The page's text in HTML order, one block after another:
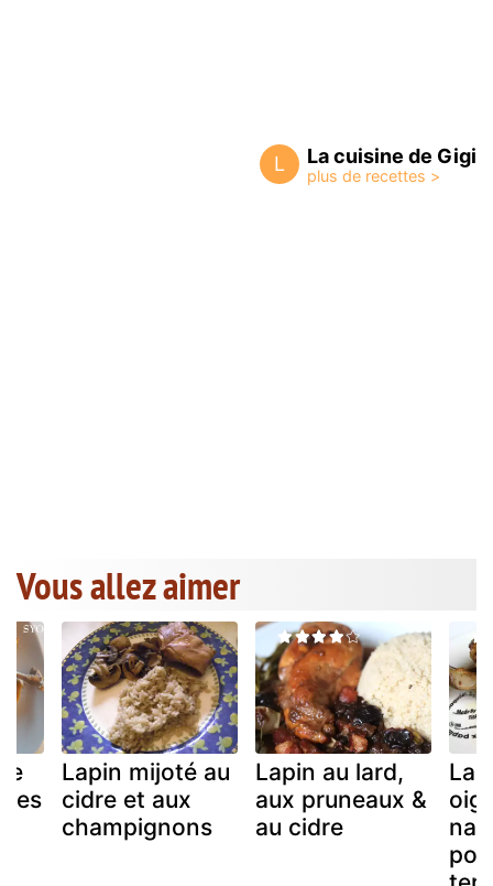
L La cuisine de Gigi
Vous allez aimer
Lapin mijoté au
cidre et aux
champignons
Lapin au lard,
aux pruneaux &
au cidre